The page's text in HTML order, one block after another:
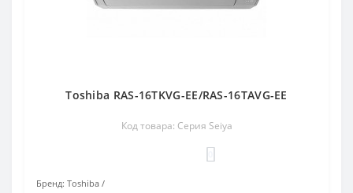
Toshiba RAS-16TKVG-EE/RAS-16TAVG-EE
Код товара: Серия Seiya
Бренд: Toshiba